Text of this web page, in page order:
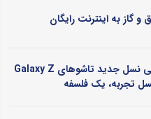
گاز به اینترنت رایگان
پشت صحنه مهندسی نسل جدید تاشوهای Galaxy Z
تجربه، یک فلسفه